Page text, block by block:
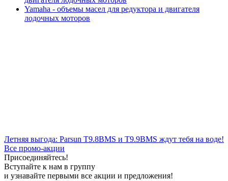
Yamaha - объемы масел для редуктора и двигателя
лодочных моторов
Летняя выгода: Parsun T9.8BMS и T9.9BMS ждут тебя на воде!
Все промо-акции
Присоединяйтесь!
Вступайте к нам в группу
и узнавайте первыми все акции и предложения!